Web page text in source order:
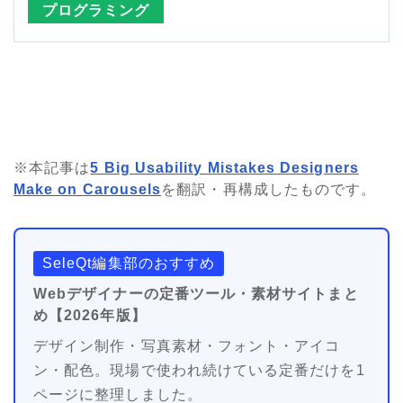
プログラミング
※本記事は5 Big Usability Mistakes Designers
Make on Carouselsを翻訳・再構成したものです。
SeleQt編集部のおすすめ
Webデザイナーの定番ツール・素材サイトまと
め【2026年版】
デザイン制作・写真素材・フォント・アイコ
ン・配色。現場で使われ続けている定番だけを1
ページに整理しました。